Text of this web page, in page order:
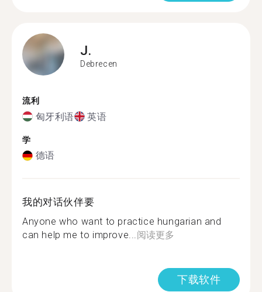
J.
Debrecen
流利
匈牙利语 英语
学
德语
我的对话伙伴要
Anyone who want to practice hungarian and
can help me to improve...阅读更多
下载软件